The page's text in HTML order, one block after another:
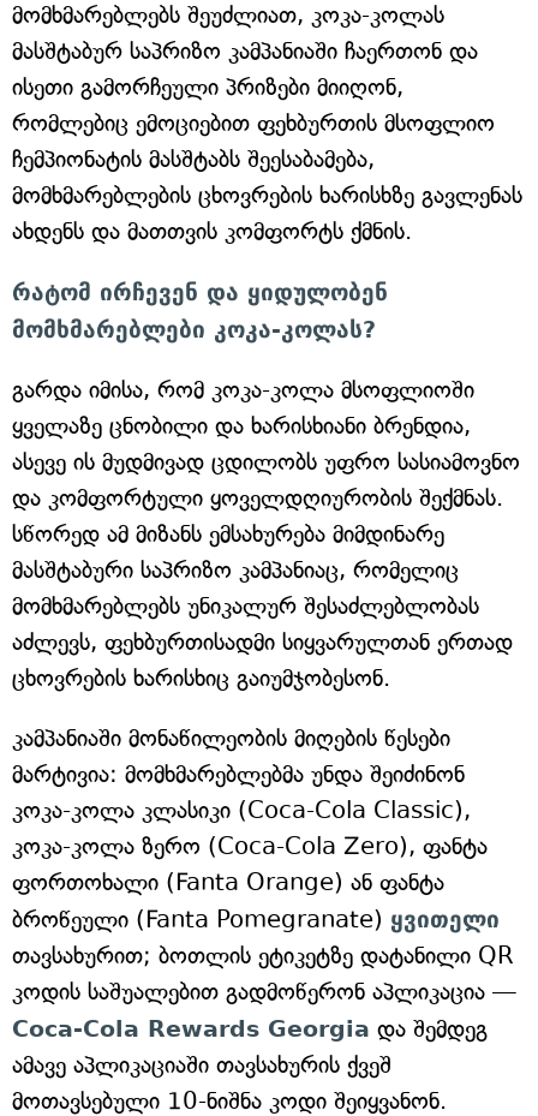
მომხმარებლებს შეუძლიათ, კოკა-კოლას
მასშტაბურ საპრიზო კამპანიაში ჩაერთონ და
ისეთი გამორჩეული პრიზები მიიღონ,
რომლებიც ემოციებით ფეხბურთის მსოფლიო
ჩემპიონატის მასშტაბს შეესაბამება,
მომხმარებლების ცხოვრების ხარისხზე გავლენას
ახდენს და მათთვის კომფორტს ქმნის.
რატომ ირჩევენ და ყიდულობენ
მომხმარებლები კოკა-კოლას?
გარდა იმისა, რომ კოკა-კოლა მსოფლიოში
ყველაზე ცნობილი და ხარისხიანი ბრენდია,
ასევე ის მუდმივად ცდილობს უფრო სასიამოვნო
და კომფორტული ყოველდღიურობის შექმნას.
სწორედ ამ მიზანს ემსახურება მიმდინარე
მასშტაბური საპრიზო კამპანიაც, რომელიც
მომხმარებლებს უნიკალურ შესაძლებლობას
აძლევს, ფეხბურთისადმი სიყვარულთან ერთად
ცხოვრების ხარისხიც გაიუმჯობესონ.
კამპანიაში მონაწილეობის მიღების წესები
მარტივია: მომხმარებლებმა უნდა შეიძინონ
კოკა-კოლა კლასიკი (Coca-Cola Classic),
კოკა-კოლა ზერო (Coca-Cola Zero), ფანტა
ფორთოხალი (Fanta Orange) ან ფანტა
ბროწეული (Fanta Pomegranate) ყვითელი
თავსახურით; ბოთლის ეტიკეტზე დატანილი QR
კოდის საშუალებით გადმოწერონ აპლიკაცია —
Coca-Cola Rewards Georgia და შემდეგ
ამავე აპლიკაციაში თავსახურის ქვეშ
მოთავსებული 10-ნიშნა კოდი შეიყვანონ.